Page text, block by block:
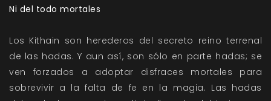
Ni del todo mortales
Los Kithain son herederos del secreto reino terrenal
de las hadas. Y aun así, son sólo en parte hadas; se
ven forzados a adoptar disfraces mortales para
sobrevivir a la falta de fe en la magia. Las hadas